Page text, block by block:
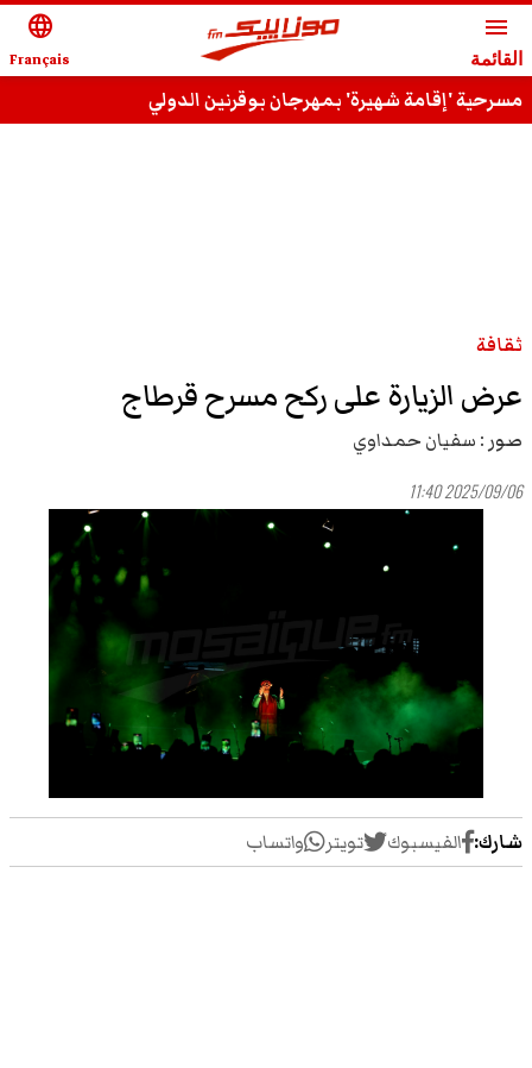
menu
القائمة
language
Français
مسرحية 'إقامة شهيرة' بمهرجان بوقرنين الدولي
ثقافة
عرض الزيارة على ركح مسرح قرطاج
صور : سفيان حمداوي
2025/09/06 11:40
شارك: الفيسبوك تويتر واتساب